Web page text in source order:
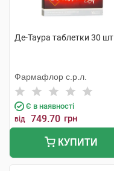
Де-Таура таблетки 30 шт
Фармафлор с.р.л.
Є в наявності
від 749.70 грн
КУПИТИ